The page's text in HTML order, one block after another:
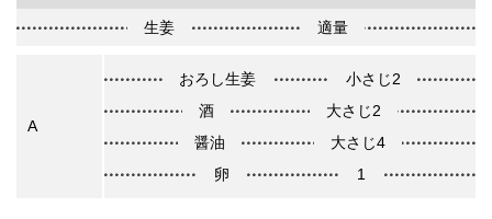
生姜 適量
A
おろし生姜
小さじ2
酒
大さじ2
醤油
大さじ4
卵
1